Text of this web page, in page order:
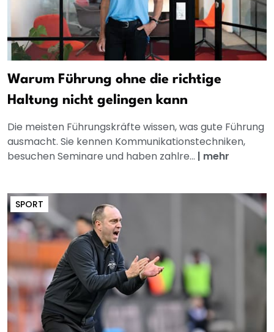
Warum Führung ohne die richtige
Haltung nicht gelingen kann
Die meisten Führungskräfte wissen, was gute Führung
ausmacht. Sie kennen Kommunikationstechniken,
besuchen Seminare und haben zahlre... | mehr
SPORT